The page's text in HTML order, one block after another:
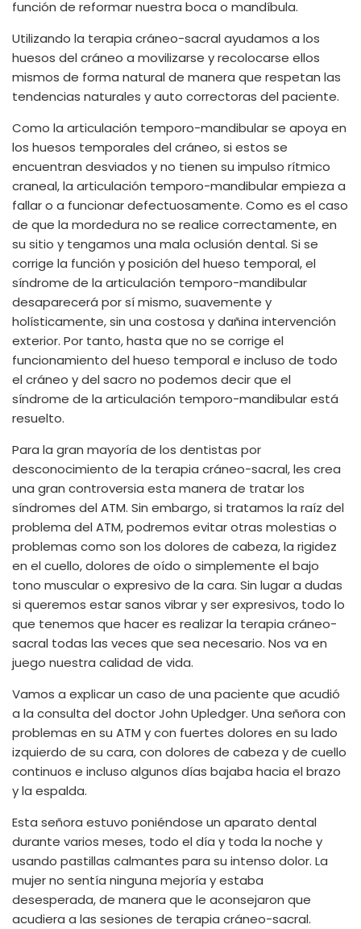
función de reformar nuestra boca o mandíbula.
Utilizando la terapia cráneo-sacral ayudamos a los
huesos del cráneo a movilizarse y recolocarse ellos
mismos de forma natural de manera que respetan las
tendencias naturales y auto correctoras del paciente.
Como la articulación temporo-mandibular se apoya en
los huesos temporales del cráneo, si estos se
encuentran desviados y no tienen su impulso rítmico
craneal, la articulación temporo-mandibular empieza a
fallar o a funcionar defectuosamente. Como es el caso
de que la mordedura no se realice correctamente, en
su sitio y tengamos una mala oclusión dental. Si se
corrige la función y posición del hueso temporal, el
síndrome de la articulación temporo-mandibular
desaparecerá por sí mismo, suavemente y
holísticamente, sin una costosa y dañina intervención
exterior. Por tanto, hasta que no se corrige el
funcionamiento del hueso temporal e incluso de todo
el cráneo y del sacro no podemos decir que el
síndrome de la articulación temporo-mandibular está
resuelto.
Para la gran mayoría de los dentistas por
desconocimiento de la terapia cráneo-sacral, les crea
una gran controversia esta manera de tratar los
síndromes del ATM. Sin embargo, si tratamos la raíz del
problema del ATM, podremos evitar otras molestias o
problemas como son los dolores de cabeza, la rigidez
en el cuello, dolores de oído o simplemente el bajo
tono muscular o expresivo de la cara. Sin lugar a dudas
si queremos estar sanos vibrar y ser expresivos, todo lo
que tenemos que hacer es realizar la terapia cráneo-
sacral todas las veces que sea necesario. Nos va en
juego nuestra calidad de vida.
Vamos a explicar un caso de una paciente que acudió
a la consulta del doctor John Upledger. Una señora con
problemas en su ATM y con fuertes dolores en su lado
izquierdo de su cara, con dolores de cabeza y de cuello
continuos e incluso algunos días bajaba hacia el brazo
y la espalda.
Esta señora estuvo poniéndose un aparato dental
durante varios meses, todo el día y toda la noche y
usando pastillas calmantes para su intenso dolor. La
mujer no sentía ninguna mejoría y estaba
desesperada, de manera que le aconsejaron que
acudiera a las sesiones de terapia cráneo-sacral.